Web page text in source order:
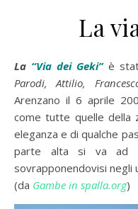
La
La “Via dei Geki”è
Parodi, Attilio,
Arenzano il 6 aprile
come tutte quelle della
eleganza e di qualche
parte alta si va ad
sovrapponendovisi negli
(da Gambe in spalla.org)